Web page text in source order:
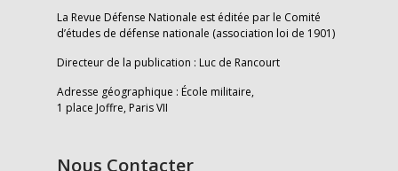
La Revue Défense Nationale est éditée par le Comité
d’études de défense nationale (association loi de 1901)
Directeur de la publication : Luc de Rancourt
Adresse géographique : École militaire,
1 place Joffre, Paris VII
Nous Contacter